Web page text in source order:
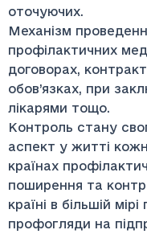
оточуючих.
Механізм
профілактичних
договорах,
обов’язках, при
лікарями тощо.
Контроль стану
аспект у житті
країнах
поширення та
країні в більшій
профогляди на